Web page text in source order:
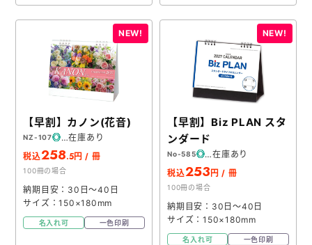
【早割】カノン(花音)
NZ-107
在庫あり
税込258.5円 / 冊
100冊の場合
納期目安：30日～40日
サイズ：150×180mm
名入れ可 一色印刷
【早割】Biz PLAN スタ
ンダード
No-585
在庫あり
税込253 円 / 冊
100冊の場合
納期目安：30日～40日
サイズ：150×180mm
名入れ可 一色印刷